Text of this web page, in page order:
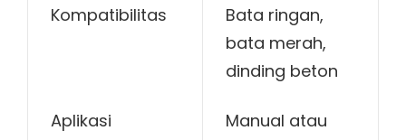
Kompatibilitas
Bata ringan,
bata merah,
dinding beton
Aplikasi
Manual atau